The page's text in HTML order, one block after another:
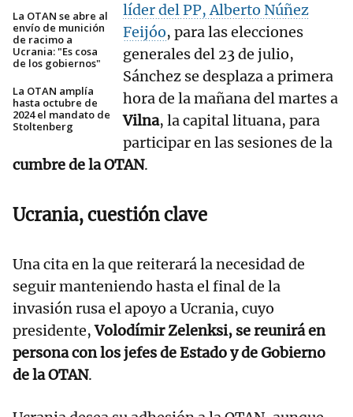
La OTAN se abre al
envío de munición
de racimo a
Ucrania: "Es cosa
de los gobiernos"
La OTAN amplía
hasta octubre de
2024 el mandato de
Stoltenberg
líder del PP, Alberto Núñez
Feijóo, para las elecciones
generales del 23 de julio,
Sánchez se desplaza a primera
hora de la mañana del martes a
Vilna, la capital lituana, para
participar en las sesiones de la
cumbre de la OTAN.
Ucrania, cuestión clave
Una cita en la que reiterará la necesidad de
seguir manteniendo hasta el final de la
invasión rusa el apoyo a Ucrania, cuyo
presidente,Volodímir Zelenksi, se reunirá en
persona con los jefes de Estado y de Gobierno
de la OTAN.